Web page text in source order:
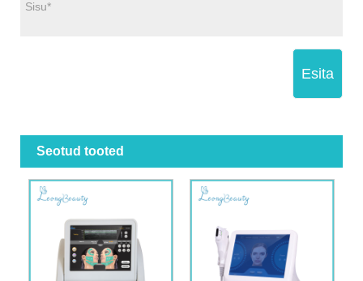
Esita
Seotud tooted